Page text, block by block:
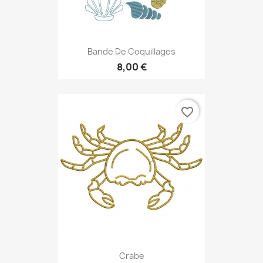
Bande De Coquillages
8,00 €
Crabe
favorite_border